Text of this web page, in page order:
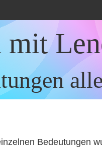
mit
Bedeutungen